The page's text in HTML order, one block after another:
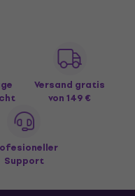
Versand gratis
von 149 €
Support